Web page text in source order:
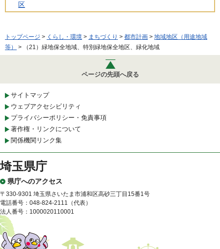
区
トップページ > くらし・環境 > まちづくり > 都市計画 > 地域地区（用途地域
等）
> （21）緑地保全地域、特別緑地保全地区、緑化地域
ページの先頭へ戻る
サイトマップ
ウェブアクセシビリティ
プライバシーポリシー・免責事項
著作権・リンクについて
関係機関リンク集
埼玉県庁
県庁へのアクセス
〒330-9301 埼玉県さいたま市浦和区高砂三丁目15番1号
電話番号：048-824-2111（代表）
法人番号：1000020110001